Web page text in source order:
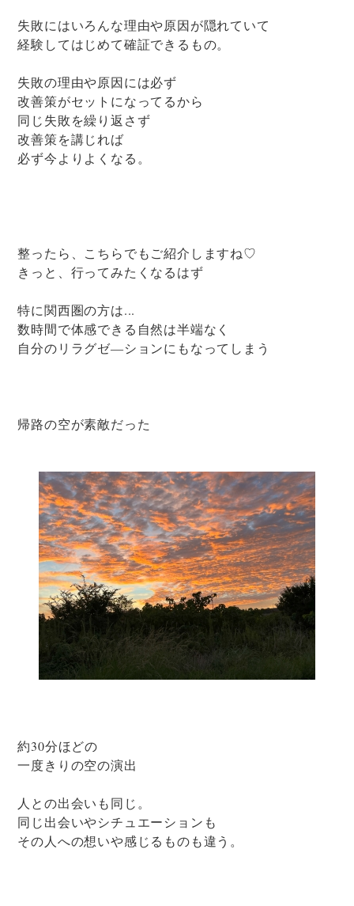
失敗にはいろんな理由や原因が隠れていて
経験してはじめて確証できるもの。
失敗の理由や原因には必ず
改善策がセットになってるから
同じ失敗を繰り返さず
改善策を講じれば
必ず今よりよくなる。
整ったら、こちらでもご紹介しますね♡
きっと、行ってみたくなるはず
特に関西圏の方は...
数時間で体感できる自然は半端なく
自分のリラグゼ―ションにもなってしまう
帰路の空が素敵だった
約30分ほどの
一度きりの空の演出
人との出会いも同じ。
同じ出会いやシチュエーションも
その人への想いや感じるものも違う。